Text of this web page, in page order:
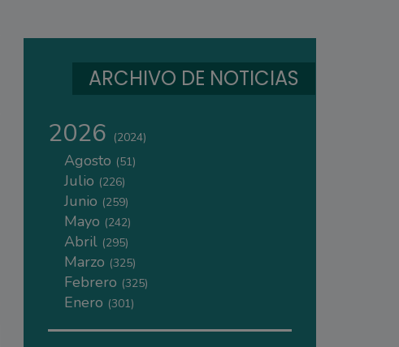
ARCHIVO DE NOTICIAS
2026 (2024)
Agosto (51)
Julio (226)
Junio (259)
Mayo (242)
Abril (295)
Marzo (325)
Febrero (325)
Enero (301)